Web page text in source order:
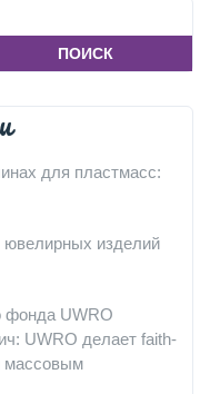
ПОИСК
для пластмасс:
ювелирных изделий
фонда UWRO
UWRO делает faith-
массовым